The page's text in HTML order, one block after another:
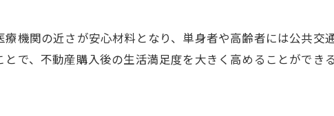
動産売買で自然環境を選ぶ際の注意点
性と自然のバランスが取れる地域選び
機関の近さが安心材料となり、単身者や高齢者には公共交
で、不動産購入後の生活満足度を大きく高めることができる